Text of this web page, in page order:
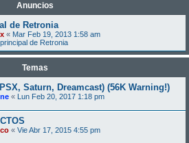
Anuncios
de Retronia
« Mar Feb 19, 2013 1:58 am
de Retronia
Temas
Saturn, Dreamcast) (56K Warning!)
« Lun Feb 20, 2017 1:18 pm
« Vie Abr 17, 2015 4:55 pm